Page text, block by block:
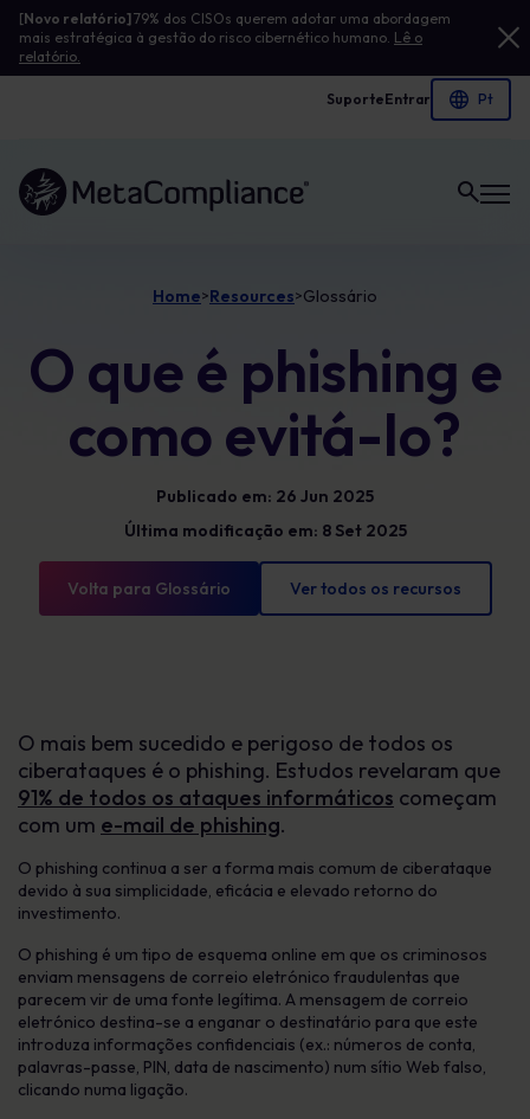
[Novo relatório]79% dos CISOs querem adotar uma abordagem
mais estratégica à gestão do risco cibernético humano. Lê o
relatório.
SuporteEntrar
Ligação à página inicial
Home>Resources>Glossário
O que é phishing e
como evitá-lo?
Publicado em: 26 Jun 2025
Última modificação em: 8 Set 2025
Volta para Glossário Ver todos os recursos
O mais bem sucedido e perigoso de todos os
ciberataques é o phishing. Estudos revelaram que
91% de todos os ataques informáticos começam
com um e-mail de phishing.
O phishing continua a ser a forma mais comum de ciberataque
devido à sua simplicidade, eficácia e elevado retorno do
investimento.
O phishing é um tipo de esquema online em que os criminosos
enviam mensagens de correio eletrónico fraudulentas que
parecem vir de uma fonte legítima. A mensagem de correio
eletrónico destina-se a enganar o destinatário para que este
introduza informações confidenciais (ex.: números de conta,
palavras-passe, PIN, data de nascimento) num sítio Web falso,
clicando numa ligação.